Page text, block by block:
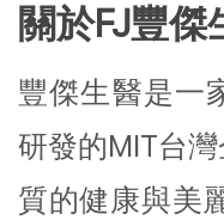
關於FJ豐傑
豐傑生醫是一
研發的MIT台
質的健康與美